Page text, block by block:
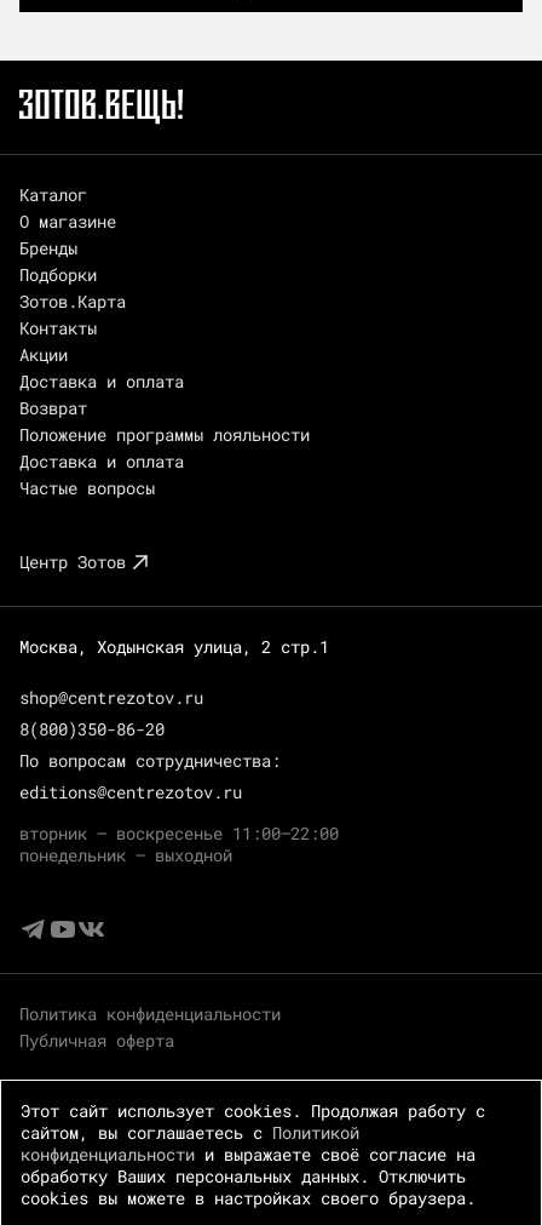
Каталог
О магазине
Бренды
Подборки
Зотов.Карта
Контакты
Акции
Доставка и оплата
Возврат
Положение программы лояльности
Доставка и оплата
Частые вопросы
Центр Зотов
Москва, Ходынская улица, 2 стр.1
shop@centrezotov.ru
8(800)350-86-20
По вопросам сотрудничества:
editions@centrezotov.ru
вторник — воскресенье 11:00–22:00
понедельник — выходной
Политика конфиденциальности
Публичная оферта
Этот сайт использует cookies. Продолжая работу с
сайтом, вы соглашаетесь с Политикой
конфиденциальности и выражаете своё согласие на
обработку Ваших персональных данных. Отключить
cookies вы можете в настройках своего браузера.